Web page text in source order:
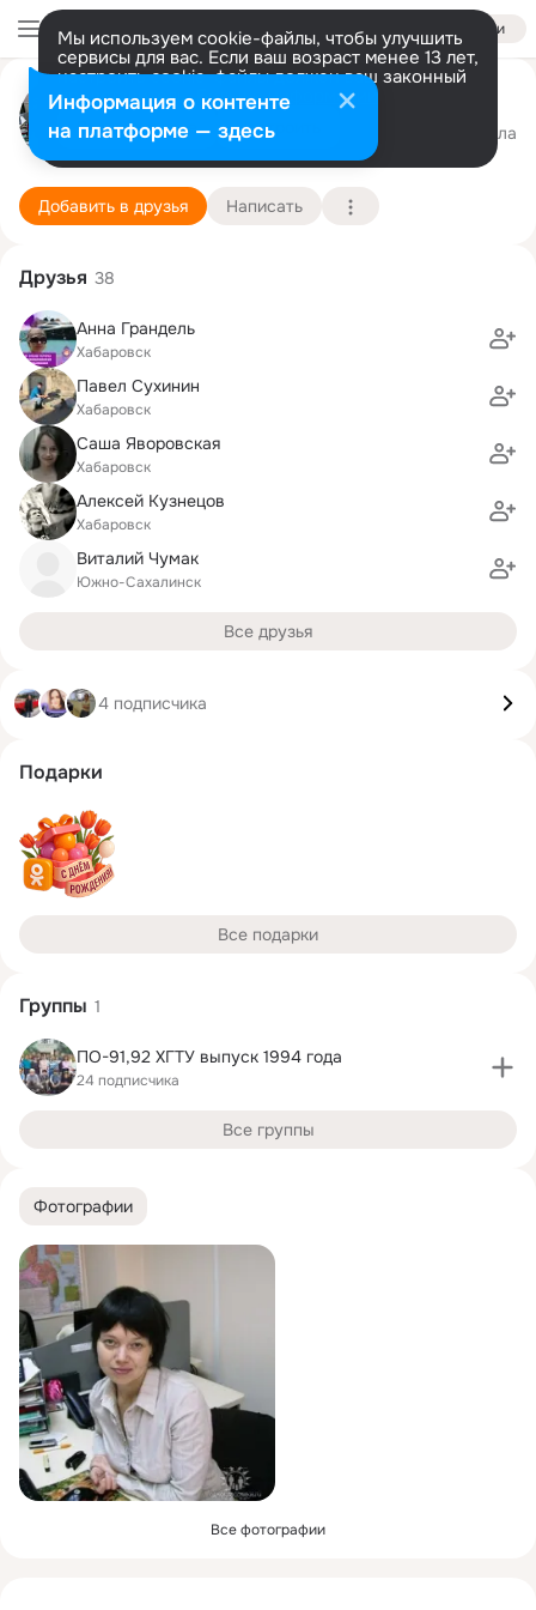
Войти
Мы используем cookie-файлы, чтобы улучшить
сервисы для вас. Если ваш возраст менее 13 лет,
настроить cookie-файлы должен ваш законный
представитель. Больше информации
Разрешить все Настроить
Ольга Бердова
г. Хабаровск 5 октября (54 года)
6 школа
Подробнее
Добавить в друзья Написать
Фотографии
Все фотографии
Друзья 38
Анна Грандель
Хабаровск
Павел Сухинин
Хабаровск
Саша Яворовская
Хабаровск
Алексей Кузнецов
Хабаровск
Виталий Чумак
Южно-Сахалинск
Все друзья
4 подписчика
Подарки
Все подарки
Группы 1
ПО-91,92 ХГТУ выпуск 1994 года
24 подписчика
Все группы
Информация о контенте
на платформе — здесь